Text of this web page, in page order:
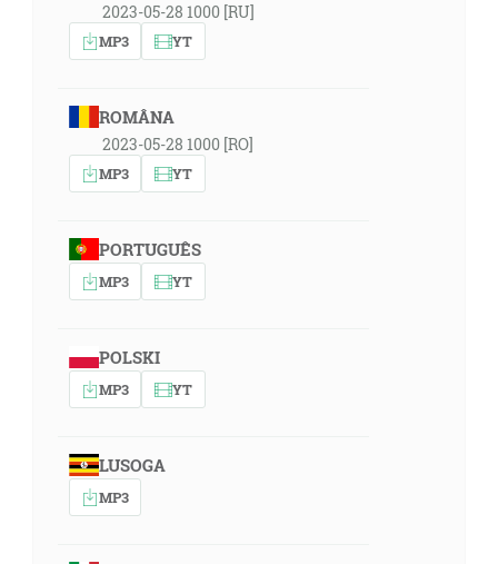
2023-05-28 1000 [RU]
MP3 YT
ROMÂNA
2023-05-28 1000 [RO]
MP3 YT
PORTUGUÊS
MP3 YT
POLSKI
MP3 YT
LUSOGA
MP3